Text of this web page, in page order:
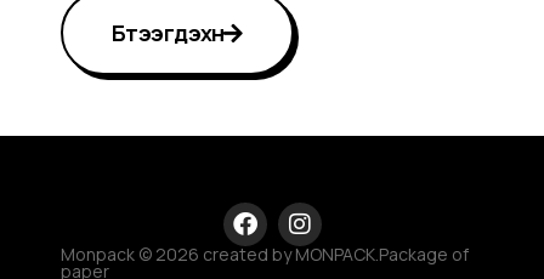
Бүтээгдэхүүн
Monpack © 2026 created by MONPACK.Package of
paper